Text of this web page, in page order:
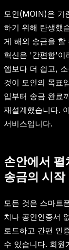
모인(MOIN)은 기
하기 위해 탄생했
게 해외 송금을 할
혁신은 '간편함'이
앱보다 더 쉽고,
것이 모인의 목표
입부터 송금 완료
재설계했습니다.
서비스입니다.
손안에서
송금의 시작
모든 것은 스마트
치나 공인인증서
로드하고 간편 인
수 있습니다. 회원